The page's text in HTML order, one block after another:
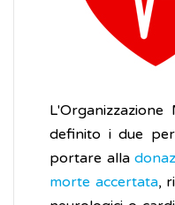
definito i due
portare alla
morte accertata,